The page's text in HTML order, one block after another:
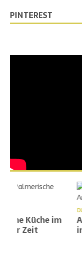
PINTEREST
Anisplätzchen
intensivem